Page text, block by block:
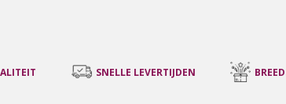
SNELLE LEVERTIJDEN